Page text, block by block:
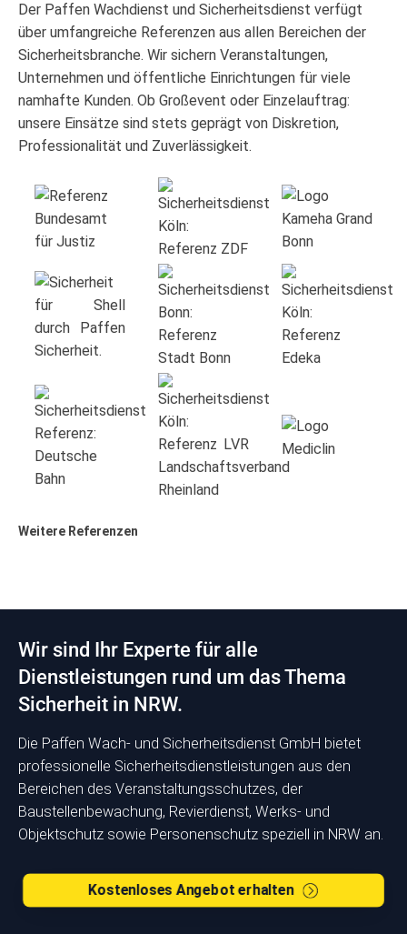
Der Paffen Wachdienst und Sicherheitsdienst verfügt
über umfangreiche Referenzen aus allen Bereichen der
Sicherheitsbranche. Wir sichern Veranstaltungen,
Unternehmen und öffentliche Einrichtungen für viele
namhafte Kunden. Ob Großevent oder Einzelauftrag:
unsere Einsätze sind stets geprägt von Diskretion,
Professionalität und Zuverlässigkeit.
Weitere Referenzen
Wir sind Ihr Experte für alle
Dienstleistungen rund um das Thema
Sicherheit in NRW.
Die Paffen Wach- und Sicherheitsdienst GmbH bietet
professionelle Sicherheits­dienstleistungen aus den
Bereichen des Veranstaltungsschutzes, der
Baustellenbewachung, Revierdienst, Werks- und
Objektschutz sowie Personenschutz speziell in NRW an.
Kostenloses Angebot erhalten